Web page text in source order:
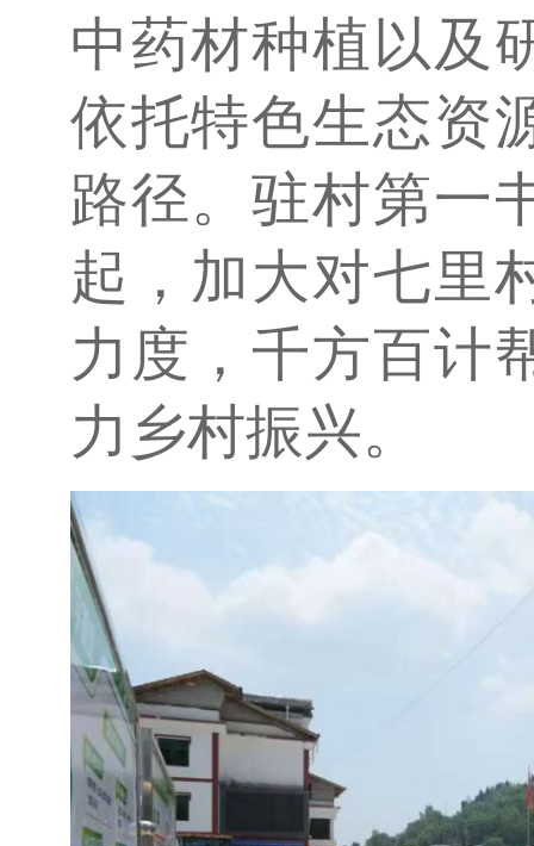
中药材种植以及
依托特色生态资
路径。驻村第一
起，加大对七里
力度，千方百计
力乡村振兴。